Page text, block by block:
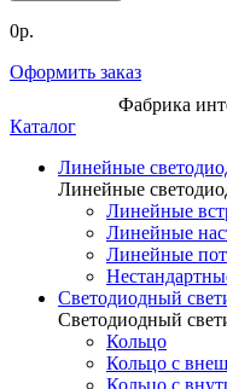
0р.
Оформить заказ
Фабрика
Каталог
Линейные
Линейные
Линейные
Линейные
Линейные
Светодиодный
Светодиодный
Кольцо
Кольцо с
Кольцо с